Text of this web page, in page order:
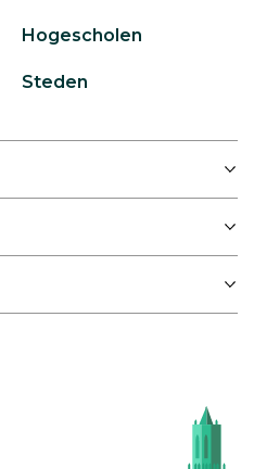
Hogescholen
Steden